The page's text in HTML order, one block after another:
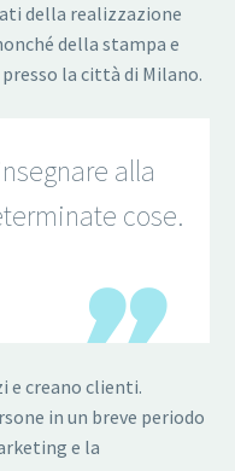
della realizzazione
della stampa e
la città di Milano.
alla
cose.
e creano clienti.
in un breve periodo
e la